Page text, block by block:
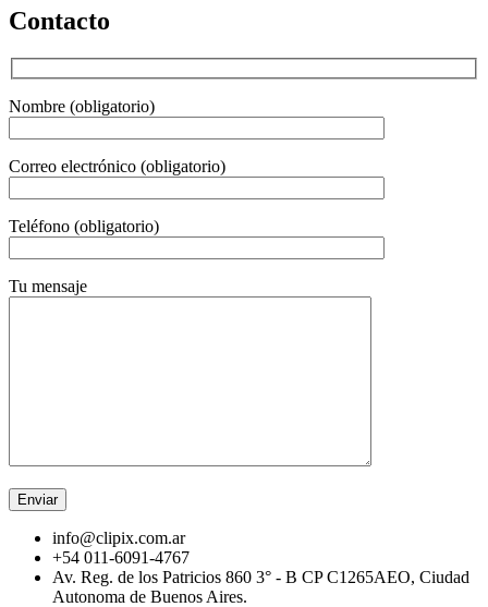
Contacto
Nombre (obligatorio)
Correo electrónico (obligatorio)
Teléfono (obligatorio)
Tu mensaje
info@clipix.com.ar
+54 011-6091-4767
Av. Reg. de los Patricios 860 3° - B CP C1265AEO, Ciudad
Autonoma de Buenos Aires.